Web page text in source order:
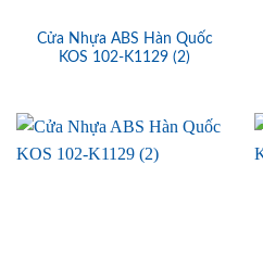
Cửa Nhựa ABS Hàn Quốc
KOS 102-K1129 (2)